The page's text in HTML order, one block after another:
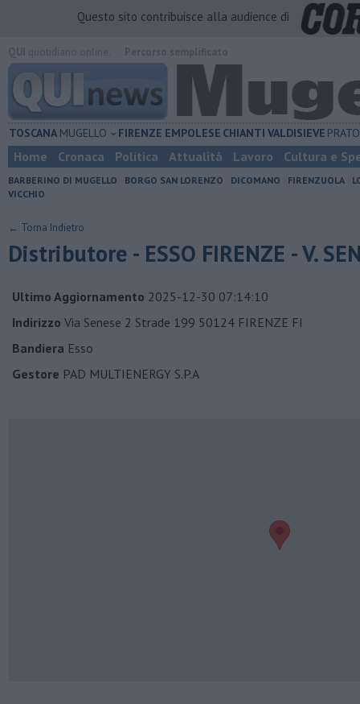
Questo sito contribuisce alla audience di
TOSCANA MUGELLO FIRENZE EMPOLESE CHIANTI VALDISIEVE
Home Cronaca Politica Attualità Lavoro Cultura e
BARBERINO DI MUGELLO BORGO SAN LORENZO DICOMANO FIRENZUOLA
VICCHIO
← Torna Indietro
Distributore - ESSO FIRENZE - V.
Ultimo Aggiornamento 2025-12-30 07:14:10
Indirizzo Via Senese 2 Strade 199 50124 FIRENZE FI
Bandiera Esso
Gestore PAD MULTIENERGY S.P.A